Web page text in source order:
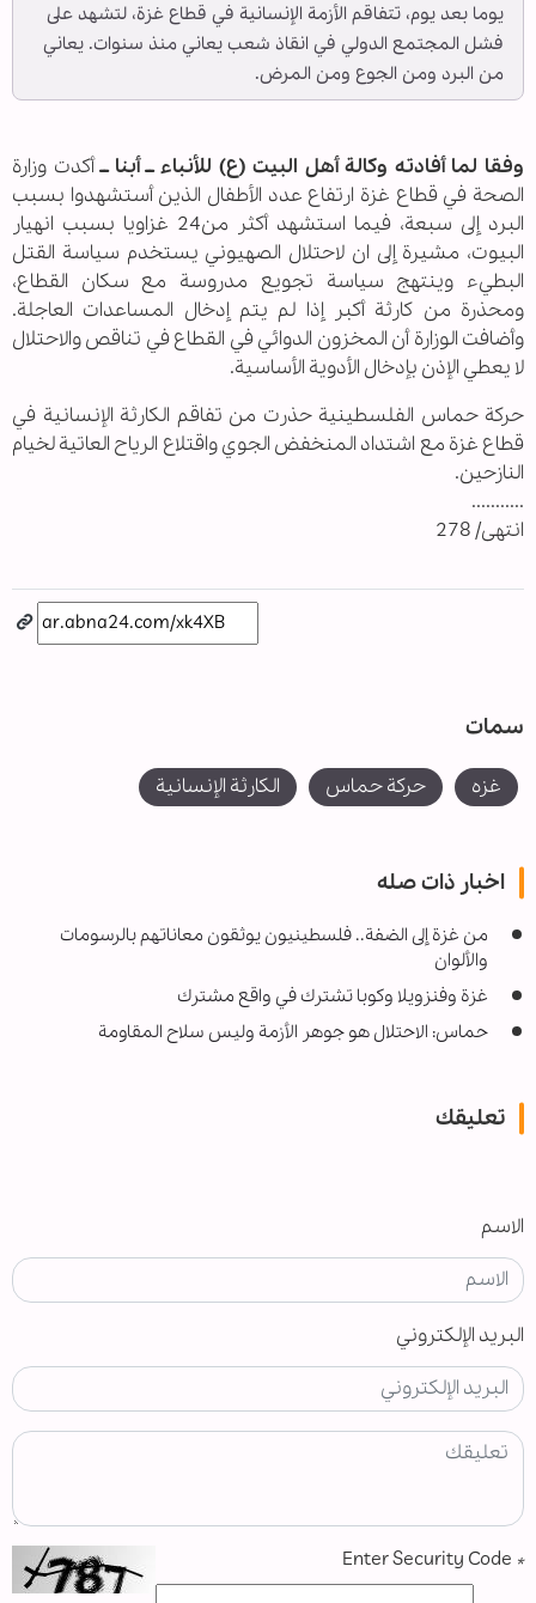
يوما بعد يوم، تتفاقم الأزمة الإنسانية في قطاع غزة، لتشهد على
فشل المجتمع الدولي في انقاذ شعب يعاني منذ سنوات. يعاني
من البرد ومن الجوع ومن المرض.
وفقا لما أفادته وكالة أهل البيت (ع) للأنباء ــ أبنا ــأكدت وزارة
الصحة في قطاع غزة ارتفاع عدد الأطفال الذين أستشهدوا بسبب
البرد إلى سبعة، فيما استشهد أكثر من24 غزاويا بسبب انهيار
البيوت، مشيرة إلى ان لاحتلال الصهيوني يستخدم سياسة القتل
البطيء وينتهج سياسة تجويع مدروسة مع سكان القطاع،
ومحذرة من كارثة أكبر إذا لم يتم إدخال المساعدات العاجلة.
وأضافت الوزارة أن المخزون الدوائي في القطاع في تناقص والاحتلال
لا يعطي الإذن بإدخال الأدوية الأساسية.
حركة حماس الفلسطينية حذرت من تفاقم الكارثة الإنسانية في
قطاع غزة مع اشتداد المنخفض الجوي واقتلاع الرياح العاتية لخيام
النازحين.
...........
انتهى/ 278
سمات
غزه حركة حماس الكارثة الإنسانية
اخبار ذات صله
من غزة إلى الضفة.. فلسطينيون يوثقون معاناتهم بالرسومات
والألوان
غزة وفنزويلا وكوبا تشترك في واقع مشترك
حماس: الاحتلال هو جوهر الأزمة وليس سلاح المقاومة
تعليقك
الاسم
البريد الإلكتروني
*